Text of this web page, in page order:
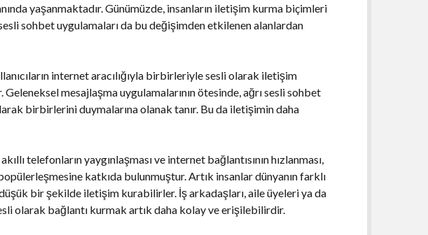
yaşanmaktadır. Günümüzde, insanların iletişim kurma biçimleri
sohbet uygulamaları da bu değişimden etkilenen alanlardan
internet aracılığıyla birbirleriyle sesli olarak iletişim
Geleneksel mesajlaşma uygulamalarının ötesinde, ağrı sesli sohbet
birbirlerini duymalarına olanak tanır. Bu da iletişimin daha
telefonların yaygınlaşması ve internet bağlantısının hızlanması,
katkıda bulunmuştur. Artık insanlar dünyanın farklı
bir şekilde iletişim kurabilirler. İş arkadaşları, aile üyeleri ya da
olarak bağlantı kurmak artık daha kolay ve erişilebilirdir.